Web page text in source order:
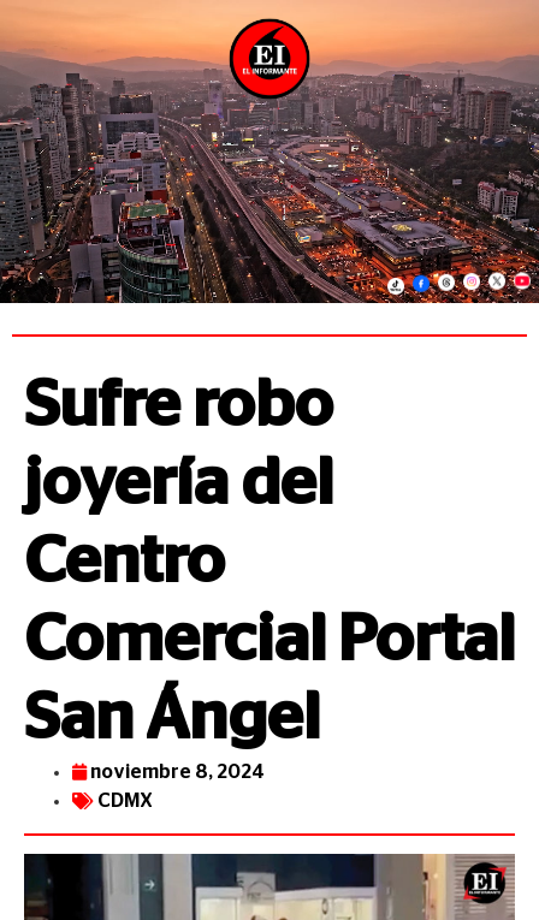
Sufre robo
joyería del
Centro
Comercial Portal
San Ángel
noviembre 8, 2024
CDMX